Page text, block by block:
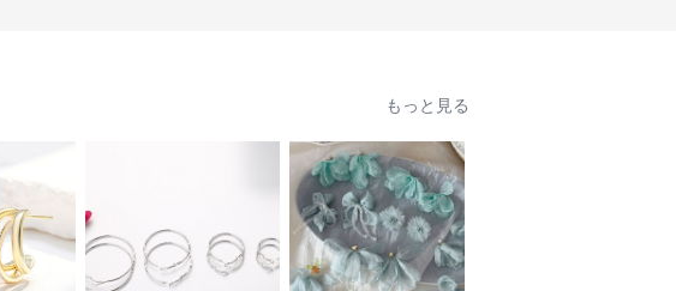
もっと見る